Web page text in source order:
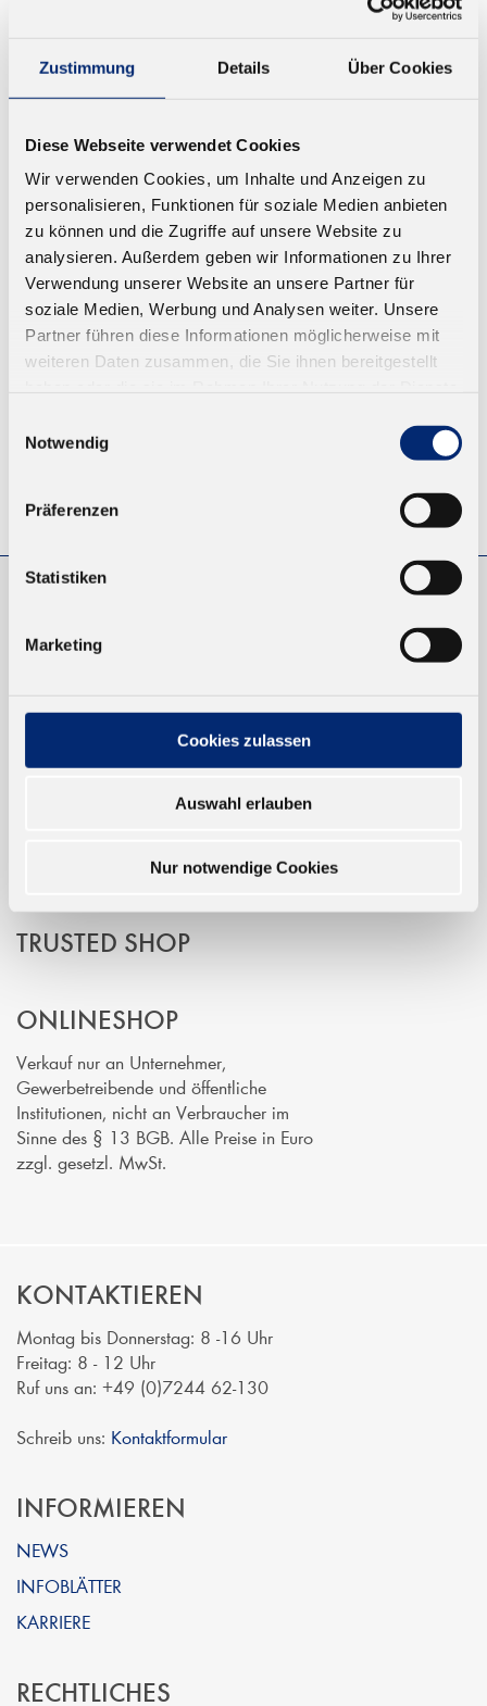
Zustimmung Details Über Cookies
Diese Webseite verwendet Cookies
Wir verwenden Cookies, um Inhalte und Anzeigen zu
personalisieren, Funktionen für soziale Medien anbieten
zu können und die Zugriffe auf unsere Website zu
analysieren. Außerdem geben wir Informationen zu Ihrer
Verwendung unserer Website an unsere Partner für
soziale Medien, Werbung und Analysen weiter. Unsere
Partner führen diese Informationen möglicherweise mit
weiteren Daten zusammen, die Sie ihnen bereitgestellt
Notwendig
Präferenzen
Statistiken
Marketing
Cookies zulassen
Auswahl erlauben
Nur notwendige Cookies
314.3 1K PVAC Holzleim D4
Wasserfester Weißleim (EN 204 D4) mit hoher
Wärmefestigkeit (EN 14257 / WATT 91)
Ab 14,30 € zzgl. MwSt.
ZUM WARENKORB
© KLEIBERIT SE & CO. KG, Max-Becker-Str. 4, 76356 Weingarten,
NEUKUNDEN
EINFACH BEZAHLEN
TRUSTED SHOP
ONLINESHOP
Verkauf nur an Unternehmer,
Gewerbetreibende und öffentliche
Institutionen, nicht an Verbraucher im
Sinne des § 13 BGB. Alle Preise in Euro
zzgl. gesetzl. MwSt.
KONTAKTIEREN
Montag bis Donnerstag: 8 -16 Uhr
Freitag: 8 - 12 Uhr
Ruf uns an: +49 (0)7244 62-130
Schreib uns: Kontaktformular
INFORMIEREN
NEWS
INFOBLÄTTER
KARRIERE
RECHTLICHES